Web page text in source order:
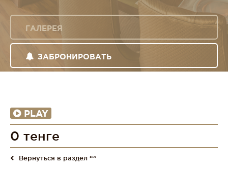
ГАЛЕРЕЯ
ЗАБРОНИРОВАТЬ
PLAY
0 тенге
Вернуться в раздел “”